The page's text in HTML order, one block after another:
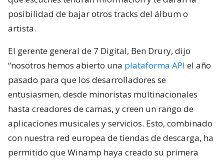
posibilidad de bajar otros tracks del álbum o
artista.
El gerente general de 7 Digital, Ben Drury, dijo
“nosotros hemos abierto una plataforma API el año
pasado para que los desarrolladores se
entusiasmen, desde minoristas multinacionales
hasta creadores de camas, y creen un rango de
aplicaciones musicales y servicios. Esto, combinado
con nuestra red europea de tiendas de descarga, ha
permitido que Winamp haya creado su primera